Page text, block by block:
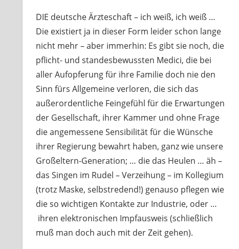
DIE deutsche Ärzteschaft – ich weiß, ich weiß …
Die existiert ja in dieser Form leider schon lange
nicht mehr – aber immerhin: Es gibt sie noch, die
pflicht- und standesbewussten Medici, die bei
aller Aufopferung für ihre Familie doch nie den
Sinn fürs Allgemeine verloren, die sich das
außerordentliche Feingefühl für die Erwartungen
der Gesellschaft, ihrer Kammer und ohne Frage
die angemessene Sensibilität für die Wünsche
ihrer Regierung bewahrt haben, ganz wie unsere
Großeltern-Generation; … die das Heulen … äh –
das Singen im Rudel – Verzeihung – im Kollegium
(trotz Maske, selbstredend!) genauso pflegen wie
die so wichtigen Kontakte zur Industrie, oder …
ihren elektronischen Impfausweis (schließlich
muß man doch auch mit der Zeit gehen).